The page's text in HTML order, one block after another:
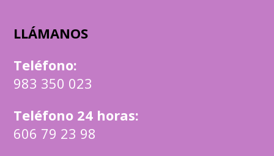
LLÁMANOS
Teléfono:
983 350 023
Teléfono 24 horas:
606 79 23 98